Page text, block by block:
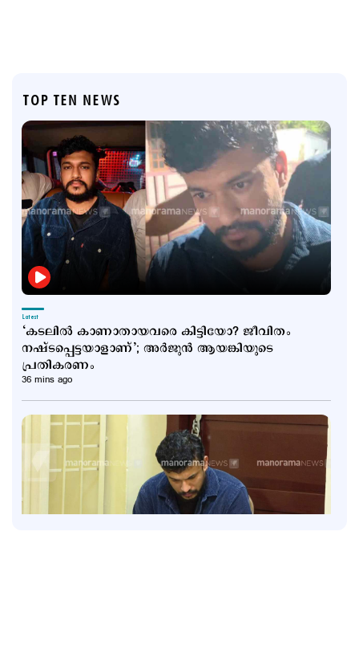
TOP TEN NEWS
Latest
‘കടലില്‍ കാണാതായവരെ കിട്ടിയോ? ജീവിതം
നഷ്ടപ്പെട്ടയാളാണ്’; അര്‍ജുന്‍ ആയങ്കിയുടെ
പ്രതികരണം
36 mins ago